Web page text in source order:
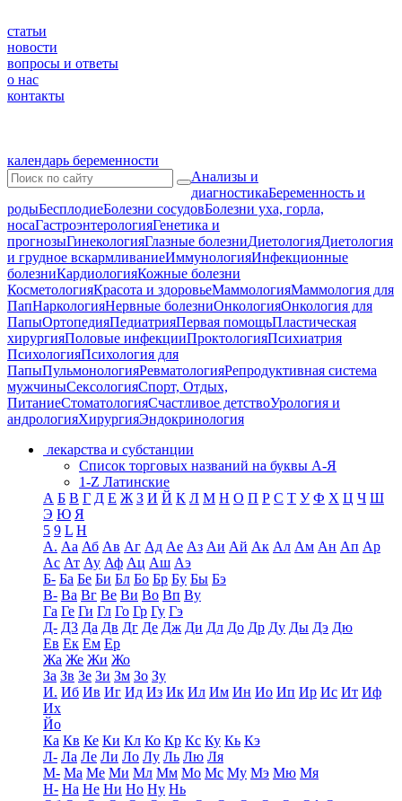
статьи
новости
вопросы и ответы
о нас
контакты
календарь беременности
Анализы и
диагностикаБеременность и
родыБесплодиеБолезни сосудовБолезни уха, горла,
носаГастроэнтерологияГенетика и
прогнозыГинекологияГлазные болезниДиетологияДиетология
и грудное вскармливаниеИммунологияИнфекционные
болезниКардиологияКожные болезни
КосметологияКрасота и здоровьеМаммологияМаммология для
ПапНаркологияНервные болезниОнкологияОнкология для
ПапыОртопедияПедиатрияПервая помощьПластическая
хирургияПоловые инфекцииПроктологияПсихиатрия
ПсихологияПсихология для
ПапыПульмонологияРевматологияРепродуктивная система
мужчиныСексологияСпорт, Отдых,
ПитаниеСтоматологияСчастливое детствоУрология и
андрологияХирургияЭндокринология
лекарства и субстанции
Список торговых названий на буквы А-Я
1-Z Латинские
А Б В Г Д Е Ж З И Й К Л М Н О П Р С Т У Ф Х Ц Ч Ш
Э Ю Я
5 9 L H
А. Аа Аб Ав Аг Ад Ае Аз Аи Ай Ак Ал Ам Ан Ап Ар
Ас Ат Ау Аф Ац Аш Аэ
Б- Ба Бе Би Бл Бо Бр Бу Бы Бэ
В- Ва Вг Ве Ви Во Вп Ву
Га Ге Ги Гл Го Гр Гу Гэ
Д- Д3 Да Дв Дг Де Дж Ди Дл До Др Ду Ды Дэ Дю
Ев Ек Ем Ер
Жа Же Жи Жо
За Зв Зе Зи Зм Зо Зу
И. Иб Ив Иг Ид Из Ик Ил Им Ин Ио Ип Ир Ис Ит Иф
Их
Йо
Ка Кв Ке Ки Кл Ко Кр Кс Ку Кь Кэ
Л- Ла Ле Ли Ло Лу Ль Лю Ля
М- Ма Ме Ми Мл Мм Мо Мс Му Мэ Мю Мя
Н- На Не Ни Но Ну Нь